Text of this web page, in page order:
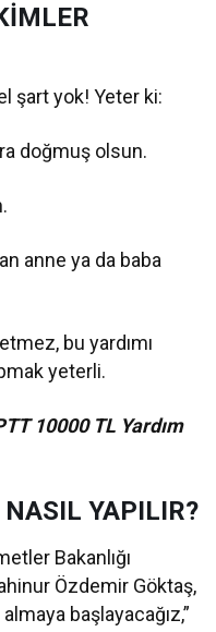
şart yok! Yeter ki:
doğmuş olsun.
anne ya da baba
bu yardımı
yeterli.
10000 TL Yardım
NASIL YAPILIR?
Bakanlığı
Özdemir Göktaş,
başlayacağız,”